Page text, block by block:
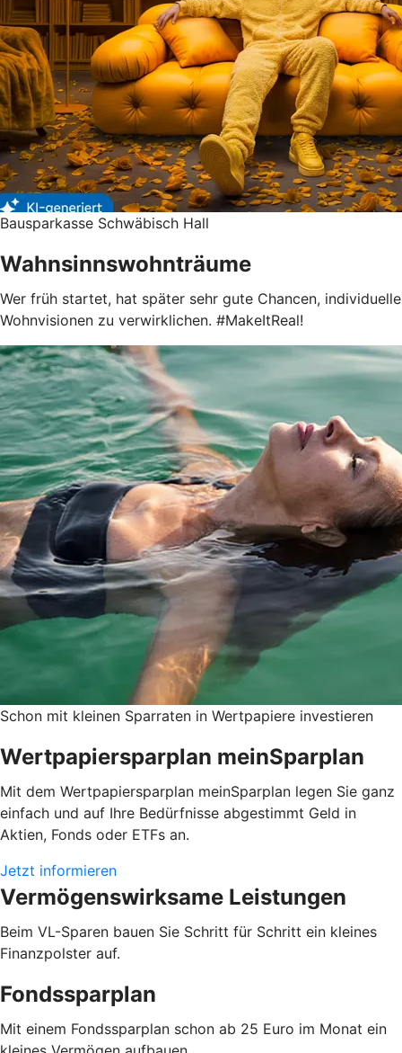
Bausparkasse Schwäbisch Hall
Wahnsinnswohnträume
Wer früh startet, hat später sehr gute Chancen, individuelle
Wohnvisionen zu verwirklichen. #MakeItReal!
Schon mit kleinen Sparraten in Wertpapiere investieren
Wertpapiersparplan meinSparplan
Mit dem Wertpapiersparplan meinSparplan legen Sie ganz
einfach und auf Ihre Bedürfnisse abgestimmt Geld in
Aktien, Fonds oder ETFs an.
Jetzt informieren
Vermögenswirksame Leistungen
Beim VL-Sparen bauen Sie Schritt für Schritt ein kleines
Finanzpolster auf.
Fondssparplan
Mit einem Fondssparplan schon ab 25 Euro im Monat ein